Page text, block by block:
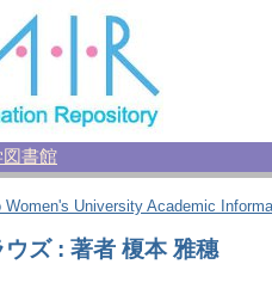
書館
Women's University Academic
ウズ : 著者 榎本 雅穗